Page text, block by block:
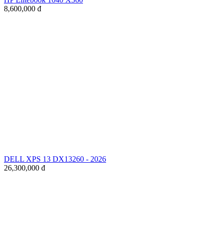
8,600,000 đ
DELL XPS 13 DX13260 - 2026
26,300,000 đ